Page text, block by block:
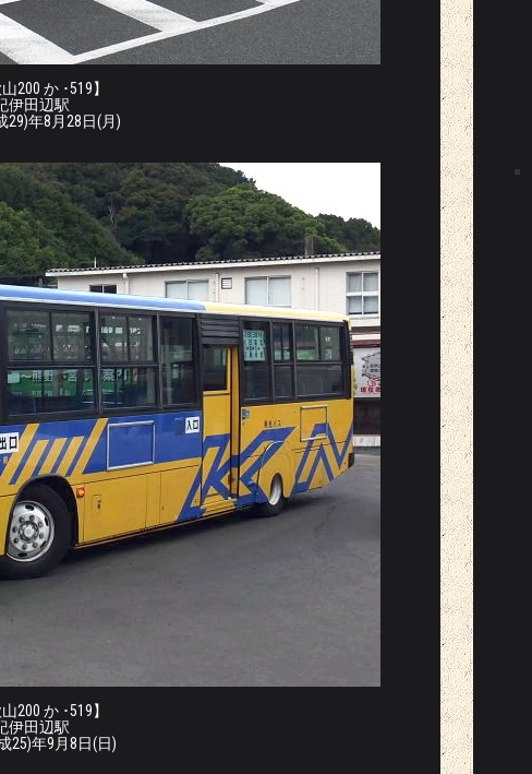
200 か ･519】
伊田辺駅
29)年8月28日(月)
200 か ･519】
伊田辺駅
25)年9月8日(日)